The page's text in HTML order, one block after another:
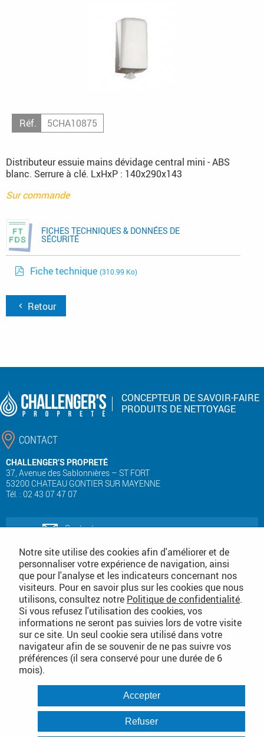
Réf. 5CHA10875
Distributeur essuie mains dévidage central mini - ABS
blanc. Serrure à clé. LxHxP : 140x290x143
Sur commande
FICHES TECHNIQUES & DONNÉES DE
SÉCURITÉ
Fiche technique (310.99 Ko)
Retour
CONCEPTEUR DE SAVOIR-FAIRE
PRODUITS DE NETTOYAGE
CONTACT
CHALLENGER’S PROPRETÉ
37, Avenue des Sablonnières – ST FORT
53200 CHATEAU GONTIER SUR MAYENNE
Tél. : 02 43 07 47 07
Contactez-nous
Téléchargez notre catalogue produits
de nettoyage
Téléchargez notre
catalogue consommables
Conditions Générales de Vente
PLAN DU SITE DÉTAILLÉ
Conditions Générales de Vente
Mentions légales
Notre site utilise des cookies afin d'améliorer et de
personnaliser votre expérience de navigation, ainsi
que pour l'analyse et les indicateurs concernant nos
visiteurs. Pour en savoir plus sur les cookies que nous
utilisons, consultez notre Politique de confidentialité.
Si vous refusez l'utilisation des cookies, vos
informations ne seront pas suivies lors de votre visite
sur ce site. Un seul cookie sera utilisé dans votre
navigateur afin de se souvenir de ne pas suivre vos
préférences (il sera conservé pour une durée de 6
mois).
Accepter
Refuser